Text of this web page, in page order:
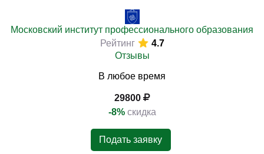
Московский институт профессионального образования
Рейтинг
4.7
Отзывы
В любое время
29800
-8% скидка
Подать заявку